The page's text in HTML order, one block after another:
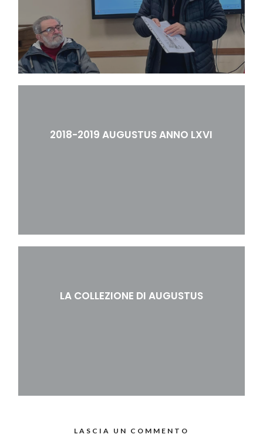
2018-2019 AUGUSTUS ANNO LXVI
LA COLLEZIONE DI AUGUSTUS
LASCIA UN COMMENTO